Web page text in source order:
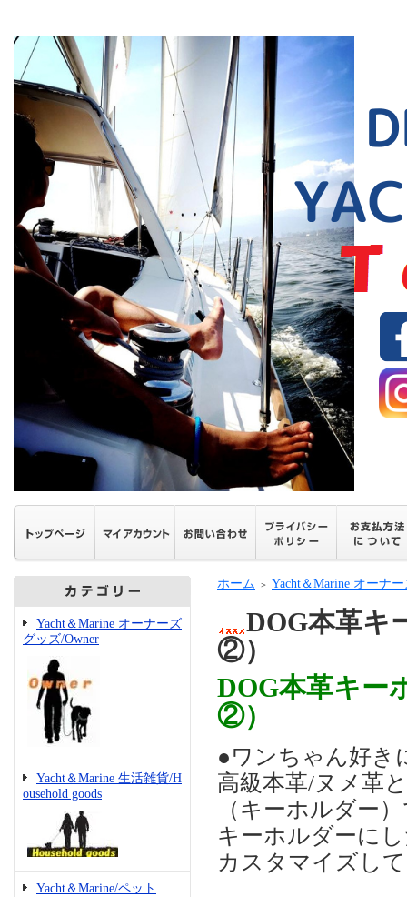
Yacht＆Marine オーナーズ
グッズ/Owner
Yacht＆Marine 生活雑貨/H
ousehold goods
Yacht＆Marine/ペット
ホーム ＞ Yacht＆Marine オーナ
DOG本革キ
②）
DOG本革キー
②）
●ワンちゃん好き
高級本革/ヌメ革
（キーホルダー
キーホルダーに
カスタマイズし